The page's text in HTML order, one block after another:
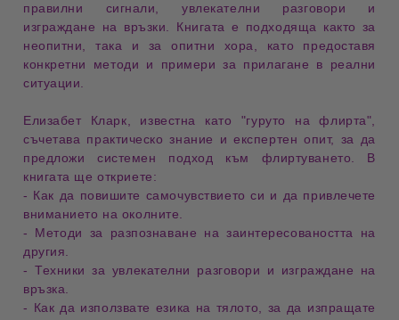
правилни сигнали ,увлекателни разговори и
изграждане на връзки . Книгата е подходяща както за
неопитни , така и заопитни хора, като предоставя
конкретни методи и примери за прилагане в реални
ситуации.
Елизабет Кларк, известна като "гуруто на флирта"
съчетава практическо знание иекспертен опит, за да
предложи системен подход към флиртуването . В
книгата ще откриете:
- Как да повишите самочувствието си и да привлечете
вниманието на околните
- Методи за разпознаване на заинтересоваността
на
другия.
- Техники за увлекателни разговори и изграждане на
връзка
- Как да използвате езика на тялото , за да изпращате